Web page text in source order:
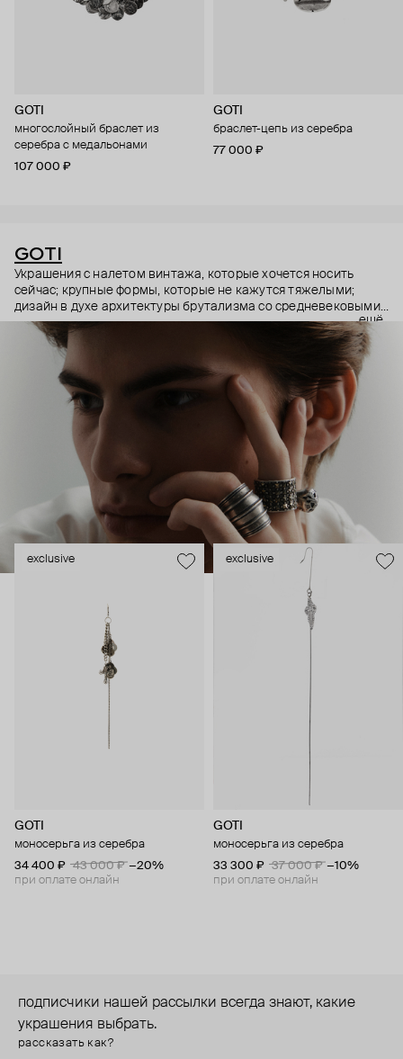
GOTI
многослойный браслет из
серебра с медальонами
107 000 ₽
GOTI
браслет-цепь из серебра
77 000 ₽
GOTI
Украшения с налетом винтажа, которые хочется носить
сейчас; крупные формы, которые не кажутся тяжелыми;
дизайн в духе архитектуры брутализма со средневековыми
символами – эстетика итальянского бренда GOTI строится
на красивых парадоксах. Парадоксах, которые не
замечаешь, потому что элементы каждого украшения
складываются максимально гармонично.
ещё
exclusive
GOTI
моносерьга из серебра
34 400 ₽
43 000 ₽ −20%
при оплате онлайн
exclusive
GOTI
моносерьга из серебра
33 300 ₽
37 000 ₽ −10%
при оплате онлайн
подписчики нашей рассылки всегда знают, какие
украшения выбрать.
рассказать как?